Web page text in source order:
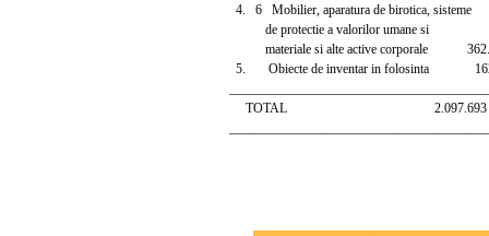
4. 6 Mobilier, aparatura de birotica, sisteme
de protectie a valorilor umane si
materiale si alte active corporale
5. Obiecte de inventar in folosinta
TOTAL 2.097.693